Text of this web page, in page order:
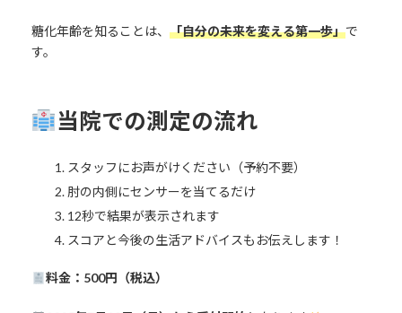
糖化年齢を知ることは、 「自分の未来を変える第一歩」で
す。
当院での測定の流れ
スタッフにお声がけください（予約不要）
肘の内側にセンサーを当てるだけ
12秒で結果が表示されます
スコアと今後の生活アドバイスもお伝えします！
料金：500円（税込）